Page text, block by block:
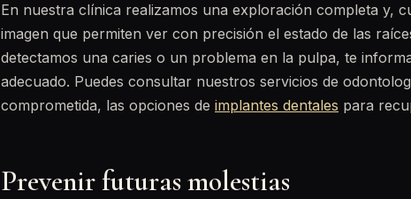
En nuestra clínica realizamos una exploración completa y,
imagen que permiten ver con precisión el estado de las
detectamos una caries o un problema en la pulpa, te
adecuado. Puedes consultar nuestros servicios de
comprometida, las opciones de implantes dentales para
Prevenir futuras molestias